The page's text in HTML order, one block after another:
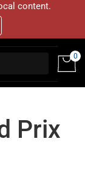
content.
0
Prix